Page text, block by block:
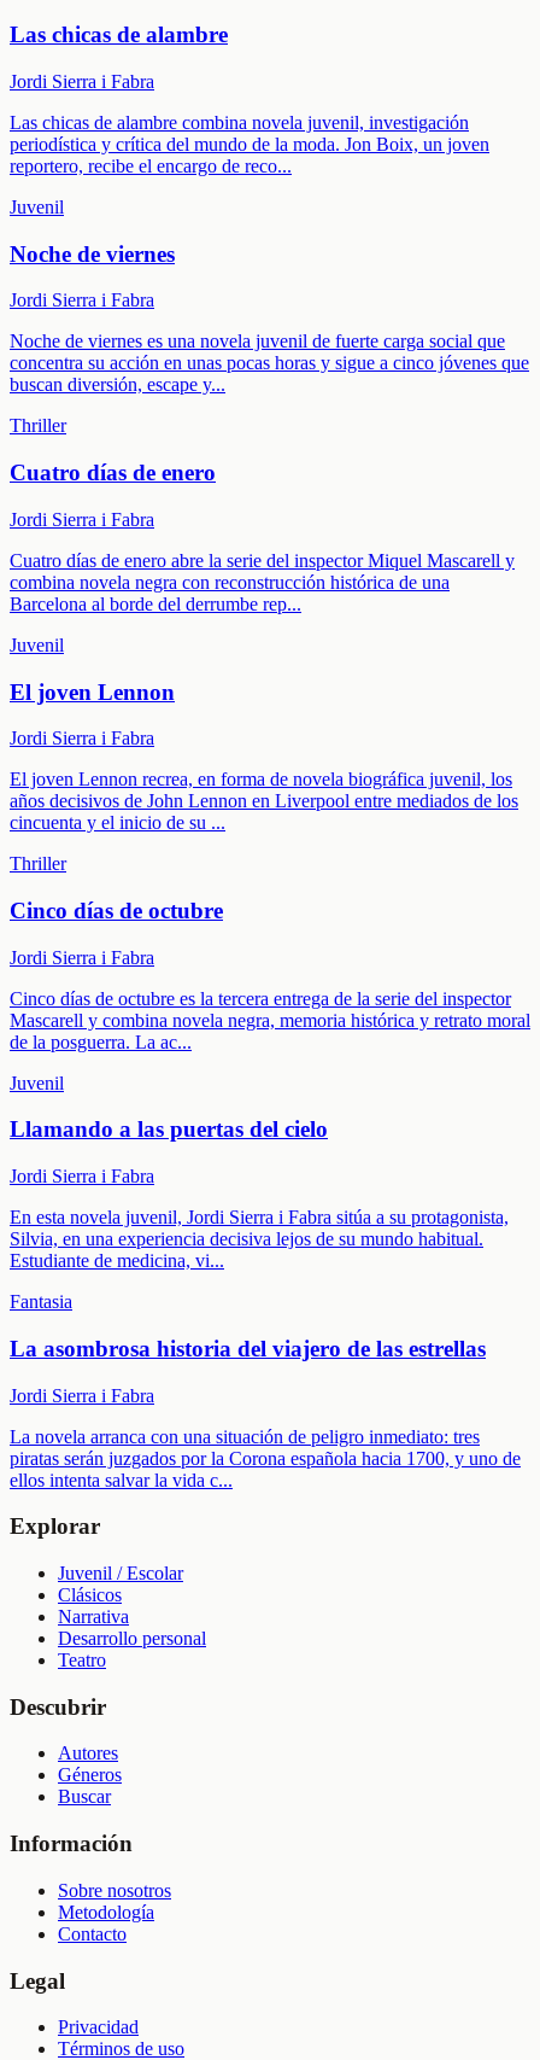
Las chicas de alambre
Jordi Sierra i Fabra
Las chicas de alambre combina novela juvenil, investigación
periodística y crítica del mundo de la moda. Jon Boix, un joven
reportero, recibe el encargo de reco...
Juvenil
Noche de viernes
Jordi Sierra i Fabra
Noche de viernes es una novela juvenil de fuerte carga social que
concentra su acción en unas pocas horas y sigue a cinco jóvenes que
buscan diversión, escape y...
Thriller
Cuatro días de enero
Jordi Sierra i Fabra
Cuatro días de enero abre la serie del inspector Miquel Mascarell y
combina novela negra con reconstrucción histórica de una
Barcelona al borde del derrumbe rep...
Juvenil
El joven Lennon
Jordi Sierra i Fabra
El joven Lennon recrea, en forma de novela biográfica juvenil, los
años decisivos de John Lennon en Liverpool entre mediados de los
cincuenta y el inicio de su ...
Thriller
Cinco días de octubre
Jordi Sierra i Fabra
Cinco días de octubre es la tercera entrega de la serie del inspector
Mascarell y combina novela negra, memoria histórica y retrato moral
de la posguerra. La ac...
Juvenil
Llamando a las puertas del cielo
Jordi Sierra i Fabra
En esta novela juvenil, Jordi Sierra i Fabra sitúa a su protagonista,
Silvia, en una experiencia decisiva lejos de su mundo habitual.
Estudiante de medicina, vi...
Fantasia
La asombrosa historia del viajero de las estrellas
Jordi Sierra i Fabra
La novela arranca con una situación de peligro inmediato: tres
piratas serán juzgados por la Corona española hacia 1700, y uno de
ellos intenta salvar la vida c...
Explorar
Juvenil / Escolar
Clásicos
Narrativa
Desarrollo personal
Teatro
Descubrir
Autores
Géneros
Buscar
Información
Sobre nosotros
Metodología
Contacto
Legal
Privacidad
Términos de uso